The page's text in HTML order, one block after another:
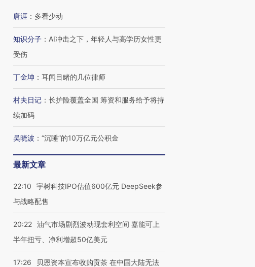
｜HYROX的吸金
：是什么让中产们甘
唐涯 ： 多看少动
知识分子 ： AI冲击之下，年轻人与高学历女性更
受伤
丁金坤 ： 耳闻目睹的几位律师
村夫日记 ： 长护险覆盖全国 筹资和服务给予将持
续加码
吴晓波 ： “沉睡”的10万亿元公积金
最新文章
22:10
宇树科技IPO估值600亿元 DeepSeek参
与战略配售
20:22 油气市场剧烈波动现套利空间 嘉能可上
半年扭亏、净利增超50亿美元
17:26
贝恩资本宣布收购贡茶 在中国大陆无法